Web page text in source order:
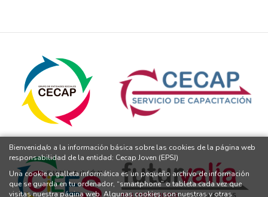
Bienvenida/o a la información básica sobre las cookies de la página web
responsabilidad de la entidad: Cecap Joven (EPSJ)
Una cookie o galleta informática es un pequeño archivo de información
que se guarda en tu ordenador, “smartphone” o tableta cada vez que
visitas nuestra página web. Algunas cookies son nuestras y otras